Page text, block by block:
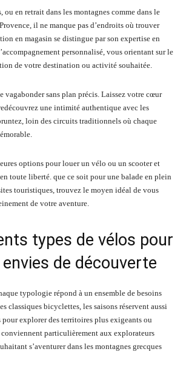
ou en retrait dans les montagnes comme dans le
il ne manque pas d’endroits où trouver
en magasin se distingue par son expertise en
personnalisé, vous orientant sur le
de votre destination ou activité souhaitée.
vagabonder sans plan précis. Laissez votre cœur
une intimité authentique avec les
loin des circuits traditionnels où chaque
types de vélos pour
de découverte
typologie répond à un ensemble de besoins
classiques bicyclettes, les saisons réservent aussi
explorer des territoires plus exigeants ou
particulièrement aux explorateurs
s’aventurer dans les montagnes grecques